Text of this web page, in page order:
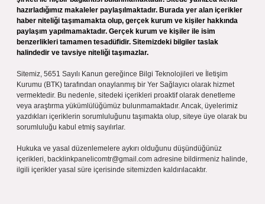
hazırladığımız makaleler paylaşılmaktadır. Burada yer alan içerikler
haber niteliği taşımamakta olup, gerçek kurum ve kişiler hakkında
paylaşım yapılmamaktadır. Gerçek kurum ve kişiler ile isim
benzerlikleri tamamen tesadüfidir. Sitemizdeki bilgiler taslak
halindedir ve tavsiye niteliği taşımazlar.
Sitemiz, 5651 Sayılı Kanun gereğince Bilgi Teknolojileri ve İletişim
Kurumu (BTK) tarafından onaylanmış bir Yer Sağlayıcı olarak hizmet
vermektedir. Bu nedenle, sitedeki içerikleri proaktif olarak denetleme
veya araştırma yükümlülüğümüz bulunmamaktadır. Ancak, üyelerimiz
yazdıkları içeriklerin sorumluluğunu taşımakta olup, siteye üye olarak bu
sorumluluğu kabul etmiş sayılırlar.
Hukuka ve yasal düzenlemelere aykırı olduğunu düşündüğünüz
içerikleri, backlinkpanelicomtr@gmail.com adresine bildirmeniz halinde,
ilgili içerikler yasal süre içerisinde sitemizden kaldırılacaktır.